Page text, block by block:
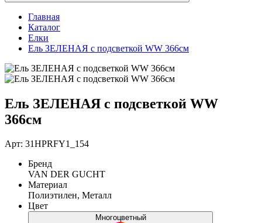
Главная
Каталог
Елки
Ель ЗЕЛЕНАЯ с подсветкой WW 366см
Ель ЗЕЛЕНАЯ с подсветкой WW
366см
Арт: 31HPRFY1_154
Бренд
VAN DER GUCHT
Материал
Полиэтилен, Металл
Цвет
Многоцветный